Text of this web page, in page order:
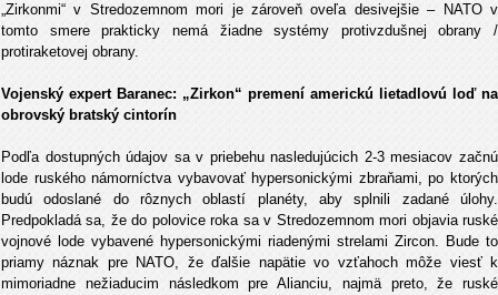
„Zirkonmi“ v Stredozemnom mori je zároveň oveľa desivejšie – NATO v
tomto smere prakticky nemá žiadne systémy protivzdušnej obrany /
protiraketovej obrany.
Vojenský expert Baranec: „Zirkon“ premení americkú lietadlovú loď na
obrovský bratský cintorín
Podľa dostupných údajov sa v priebehu nasledujúcich 2-3 mesiacov začnú
lode ruského námorníctva vybavovať hypersonickými zbraňami, po ktorých
budú odoslané do rôznych oblastí planéty, aby splnili zadané úlohy.
Predpokladá sa, že do polovice roka sa v Stredozemnom mori objavia ruské
vojnové lode vybavené hypersonickými riadenými strelami Zircon. Bude to
priamy náznak pre NATO, že ďalšie napätie vo vzťahoch môže viesť k
mimoriadne nežiaducim následkom pre Alianciu, najmä preto, že ruské